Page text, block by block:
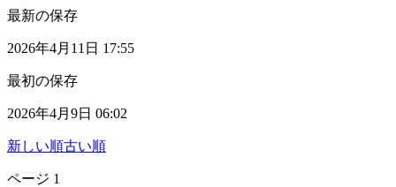
最新の保存
2026年4月11日 17:55
最初の保存
2026年4月9日 06:02
新しい順古い順
ページ 1